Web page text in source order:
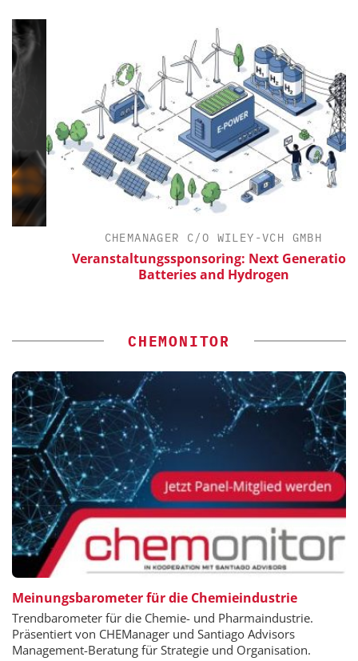
CHEMANAGER C/O WILEY-VCH GMBH
Veranstaltungssponsoring: Next Generation
Batteries and Hydrogen
CHEMONITOR
Meinungsbarometer für die Chemieindustrie
Trendbarometer für die Chemie- und Pharmaindustrie.
Präsentiert von CHEManager und Santiago Advisors
Management-Beratung für Strategie und Organisation.